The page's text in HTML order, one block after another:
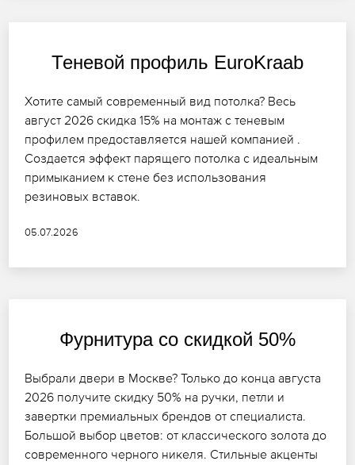
Теневой профиль EuroKraab
Хотите самый современный вид потолка? Весь
август 2026 скидка 15% на монтаж с теневым
профилем предоставляется нашей компанией .
Создается эффект парящего потолка с идеальным
примыканием к стене без использования
резиновых вставок.
05.07.2026
Фурнитура со скидкой 50%
Выбрали двери в Москве? Только до конца августа
2026 получите скидку 50% на ручки, петли и
завертки премиальных брендов от специалиста.
Большой выбор цветов: от классического золота до
современного черного никеля. Стильные акценты